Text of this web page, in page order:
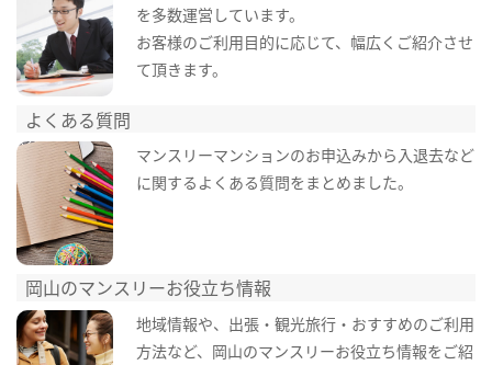
を多数運営しています。
お客様のご利用目的に応じて、幅広くご紹介させ
て頂きます。
よくある質問
マンスリーマンションのお申込みから入退去など
に関するよくある質問をまとめました。
岡山のマンスリーお役立ち情報
地域情報や、出張・観光旅行・おすすめのご利用
方法など、岡山のマンスリーお役立ち情報をご紹